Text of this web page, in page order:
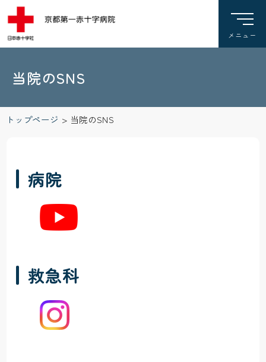
当院のSNS
トップページ > 当院のSNS
病院
救急科